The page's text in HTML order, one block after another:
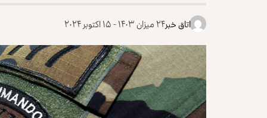
اتاق خبر۲۴ میزان ۱۴۰۳ - ۱۵ اکتوبر ۲۰۲۴